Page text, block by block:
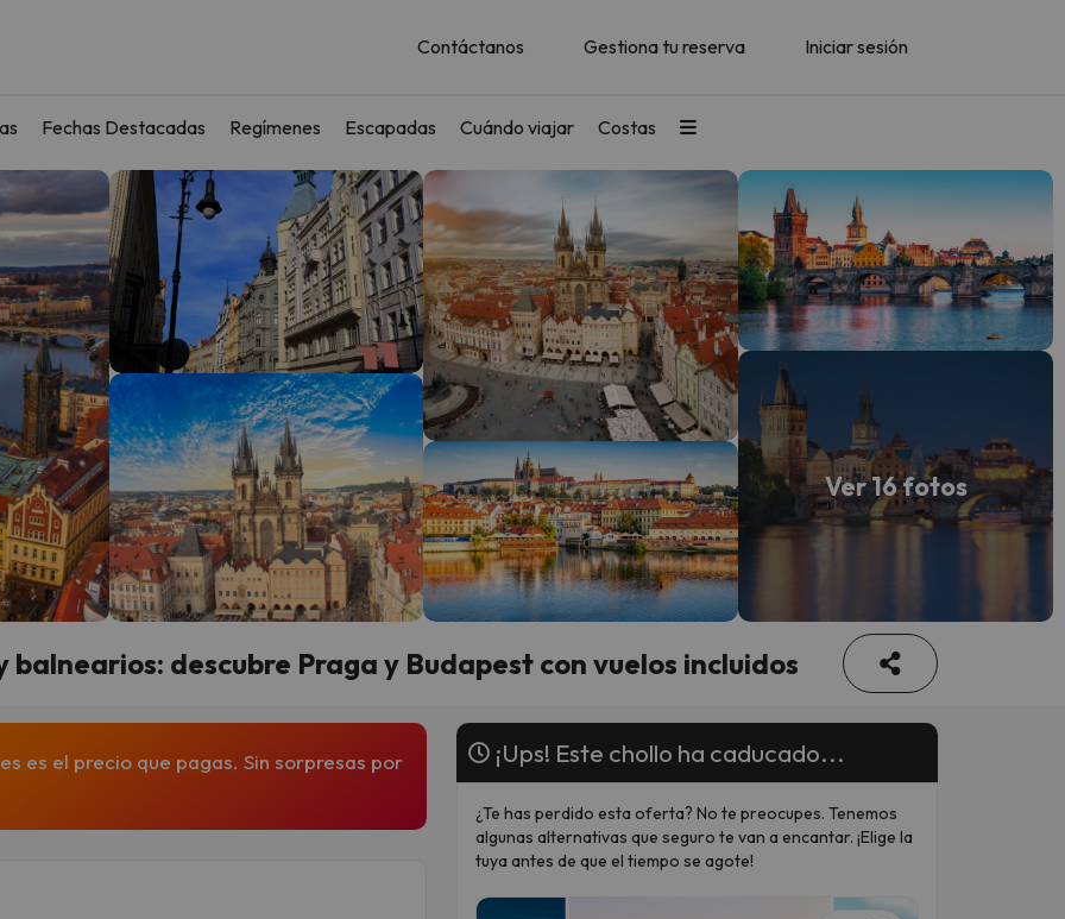
Contáctanos Gestiona tu reserva Iniciar sesión
Fechas Destacadas Regímenes Escapadas Cuándo viajar Costas
Ver 16 fotos
balnearios: descubre Praga y Budapest con vuelos incluidos
es el precio que pagas. Sin sorpresas por
¡Ups! Este chollo ha caducado...
¿Te has perdido esta oferta? No te preocupes. Tenemos
algunas alternativas que seguro te van a encantar. ¡Elige la
tuya antes de que el tiempo se agote!